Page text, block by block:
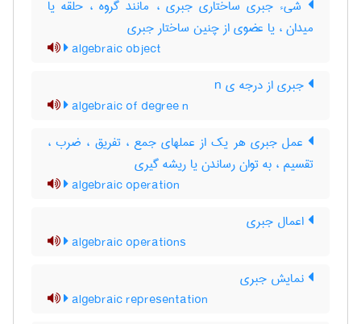
شیء جبری ساختاری جبری ، مانند گروه ، حلقه یا
میدان ، یا عضوی از چنین ساختار جبری
algebraic object
جبری از درجه ی n
algebraic of degree n
عمل جبری هر یک از عملهای جمع ، تفریق ، ضرب ،
تقسیم ، به توان رساندن یا ریشه گیری
algebraic operation
اعمال جبری
algebraic operations
نمایش جبری
algebraic representation